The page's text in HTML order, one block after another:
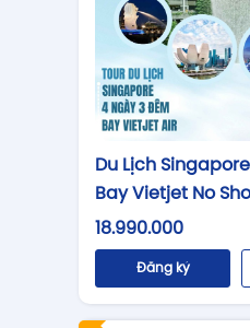
Du Lịch
Bay Vietjet No
18.990.000
Đăng ký